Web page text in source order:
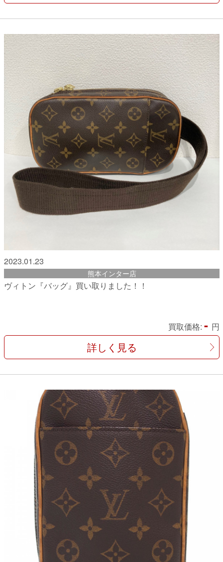
2023.01.23
熊本インター店
ヴィトン『バッグ』買い取りました！！
買取価格: - 円
詳しく見る